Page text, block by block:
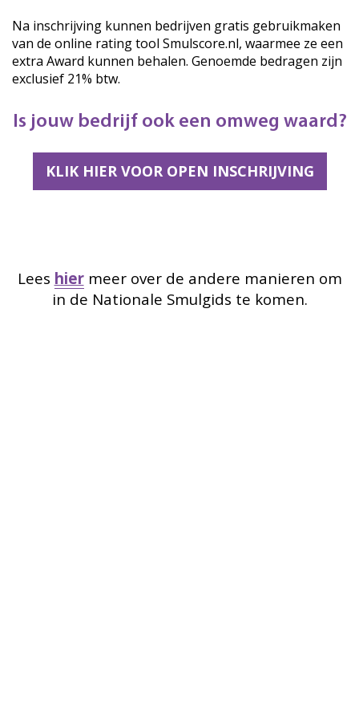
Na inschrijving kunnen bedrijven gratis gebruikmaken
van de online rating tool Smulscore.nl, waarmee ze een
extra Award kunnen behalen. Genoemde bedragen zijn
exclusief 21% btw.
Is jouw bedrijf ook een omweg waard?
KLIK HIER VOOR OPEN INSCHRIJVING
Lees hiermeer over de andere manieren om
in de Nationale Smulgids te komen.